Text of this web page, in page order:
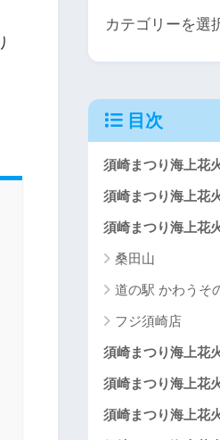
目次
須崎まつり海上花
須崎まつり海上花
須崎まつり海上花
桑田山
道の駅 かわうそ
フジ須崎店
須崎まつり海上花
須崎まつり海上花
須崎まつり海上花